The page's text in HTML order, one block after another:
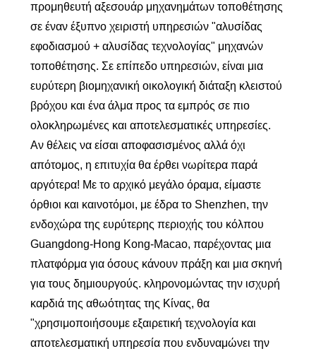
προμηθευτή αξεσουάρ μηχανημάτων τοποθέτησης
σε έναν έξυπνο χειριστή υπηρεσιών "αλυσίδας
εφοδιασμού + αλυσίδας τεχνολογίας" μηχανών
τοποθέτησης. Σε επίπεδο υπηρεσιών, είναι μια
ευρύτερη βιομηχανική οικολογική διάταξη κλειστού
βρόχου και ένα άλμα προς τα εμπρός σε πιο
ολοκληρωμένες και αποτελεσματικές υπηρεσίες.
Αν θέλεις να είσαι αποφασισμένος αλλά όχι
απότομος, η επιτυχία θα έρθει νωρίτερα παρά
αργότερα! Με το αρχικό μεγάλο όραμα, είμαστε
όρθιοι και καινοτόμοι, με έδρα το Shenzhen, την
ενδοχώρα της ευρύτερης περιοχής του κόλπου
Guangdong-Hong Kong-Macao, παρέχοντας μια
πλατφόρμα για όσους κάνουν πράξη και μια σκηνή
για τους δημιουργούς. κληρονομώντας την ισχυρή
καρδιά της αθωότητας της Κίνας, θα
"χρησιμοποιήσουμε εξαιρετική τεχνολογία και
αποτελεσματική υπηρεσία που ενδυναμώνει την